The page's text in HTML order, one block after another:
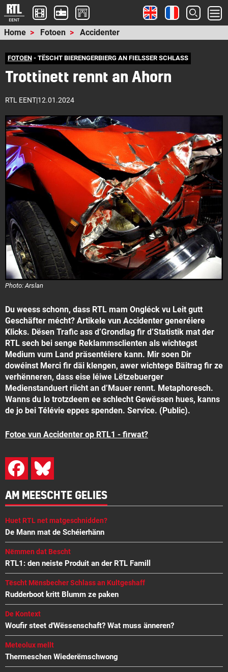
Home Fotoen Accidenter
FOTOEN- TËSCHT BIERENGERBIERG AN FIELSSER SCHLASS
Trottinett rennt an Ahorn
RTL EENT|12.01.2024
Photo: Arslan
Du weess schonn, dass RTL mam Ongléck vu Leit gutt
Geschäfter mécht? Artikele vun Accidenter generéiere
Klicks. Dësen Trafic ass d’Grondlag fir d’Statistik mat der
RTL sech bei senge Reklammsclienten als wichtegst
Medium vum Land präsentéiere kann. Mir soen Dir
dowéinst Merci fir däi klengen, awer wichtege Bäitrag fir ze
verhënneren, dass eise léiwe Lëtzebuerger
Medienstanduert riicht an d’Mauer rennt. Metaphoresch.
Wanns du lo trotzdeem ee schlecht Gewëssen hues, kanns
de jo bei Télévie eppes spenden. Service. (Public).
Fotoe vun Accidenter op RTL1 - firwat?
AM MEESCHTE GELIES
Huet RTL net matgeschnidden?
De Mann mat de Schéierhänn
Nëmmen dat Bescht
RTL1: den neiste Produit an der RTL Famill
Tëscht Mënsbecher Schlass an Kultgeshaff
Rudderboot kritt Blumm ze paken
De Kontext
Woufir steet d'Wëssenschaft? Wat muss änneren?
Meteolux mellt
Thermeschen Wiederëmschwong